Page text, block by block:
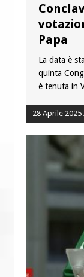
Papa
La data è
quinta
è tenuta in
28 Aprile